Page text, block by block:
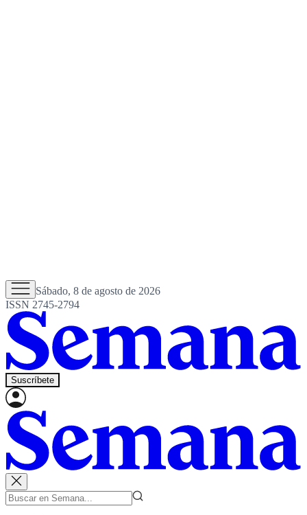
Sábado, 8 de agosto de 2026
ISSN 2745-2794
Suscríbete